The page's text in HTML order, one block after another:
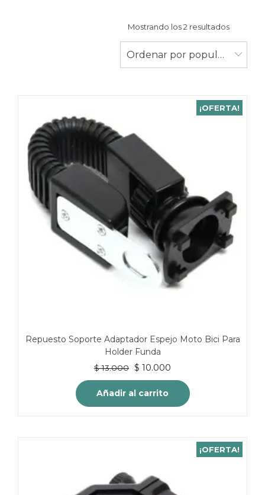
Mostrando los 2 resultados
Ordenar por popularidad
¡OFERTA!
Repuesto Soporte Adaptador Espejo Moto Bici Para
Holder Funda
$13.000 El
precio
original
era:
$ 10.000
precio
actual
es:
Añadir al carrito
¡OFERTA!